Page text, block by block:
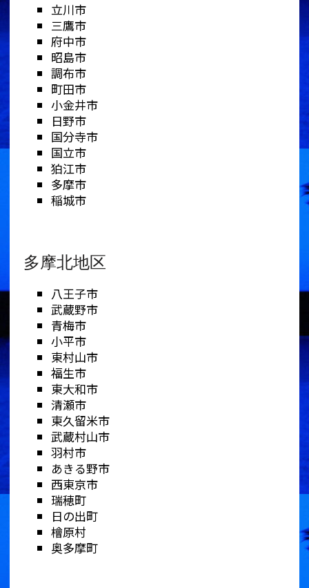
立川市
三鷹市
府中市
昭島市
調布市
町田市
小金井市
日野市
国分寺市
国立市
狛江市
多摩市
稲城市
多摩北地区
八王子市
武蔵野市
青梅市
小平市
東村山市
福生市
東大和市
清瀬市
東久留米市
武蔵村山市
羽村市
あきる野市
西東京市
瑞穂町
日の出町
檜原村
奥多摩町